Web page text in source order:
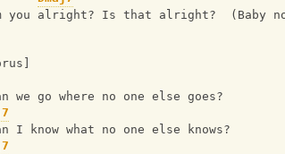
you alright? Is that alright?  (Baby
we go where no one else goes?
I know what no one else knows?